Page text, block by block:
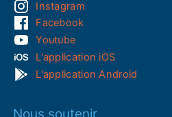
Instagram
Facebook
Youtube
L'application iOS
L'application Android
Nous soutenir